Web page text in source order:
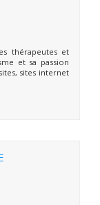
thérapeutes et
et sa passion
sites internet